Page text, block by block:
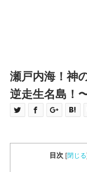
瀬戸内海！神
逆走生名島！
目次 [閉じる]